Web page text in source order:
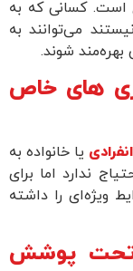
کسانی که به
می‌توانند به
شوند.
های خاص
یا خانواده به
ندارد اما برای
ویژه‌ای را داشته
تحت پوشش